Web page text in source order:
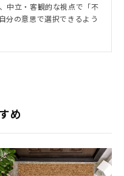
中立・客観的な視点で「不
分の意思で選択できるよう
め